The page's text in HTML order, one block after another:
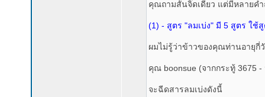
คุณถามสั้นจิ๊ดเดียว แต่มีหลายค
(1) - สูตร "ลมเบ่ง" มี 5 สูตร ใช้
ผมไม่รู้ว่าข้าวของคุณท่านอายุกี่
คุณ boonsue (จากกระทู้ 3675
จะฉีดสารลมเบ่งดังนี้